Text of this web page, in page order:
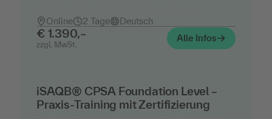
Online
2 Tage Deutsch
€ 1.390,–
zzgl. MwSt.
Alle Infos
iSAQB® CPSA Foundation Level –
Praxis-Training mit Zertifizierung